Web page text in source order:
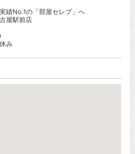
績No.1の「部屋セレブ」へ
屋駅前店
み